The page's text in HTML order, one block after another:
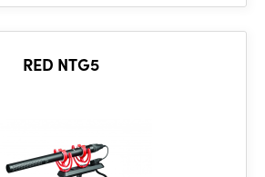
RED NTG5